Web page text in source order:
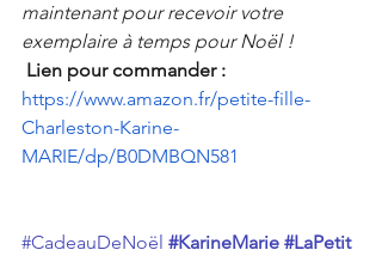
maintenant pour recevoir votre
exemplaire à temps pour Noël !
Lien pour commander :
https://www.amazon.fr/petite-fille-
Charleston-Karine-
MARIE/dp/B0DMBQN581
#CadeauDeNoël #KarineMarie #LaPetit